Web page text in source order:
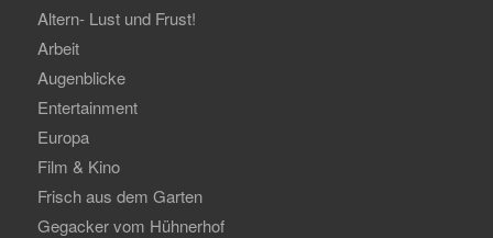
Altern- Lust und Frust!
Arbeit
Augenblicke
Entertainment
Europa
Film & Kino
Frisch aus dem Garten
Gegacker vom Hühnerhof